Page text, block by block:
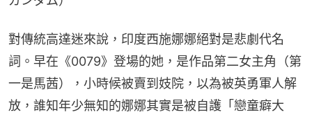
對傳統高達迷來說，印度西施娜娜絕對是悲劇代名
詞。早在《0079》登場的她，是作品第二女主角（第
一是馬茜），小時候被賣到妓院，以為被英勇軍人解
放，誰知年少無知的娜娜其實是被自護「戀童癖大